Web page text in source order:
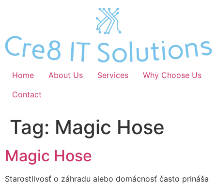
Home About Us Services
Why Choose Us
Contact
Tag: Magic Hose
Magic Hose
Starostlivosť o záhradu alebo domácnosť často prináša